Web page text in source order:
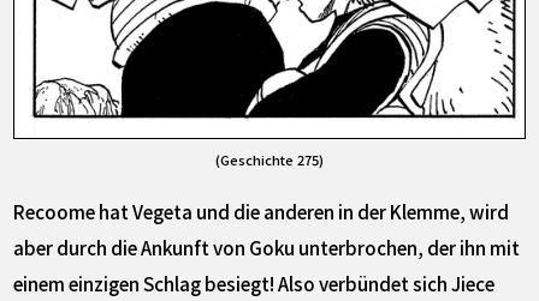
(Geschichte 275)
Recoome hat Vegeta und die anderen in der Klemme, wird
aber durch die Ankunft von Goku unterbrochen, der ihn mit
einem einzigen Schlag besiegt! Also verbündet sich Jiece